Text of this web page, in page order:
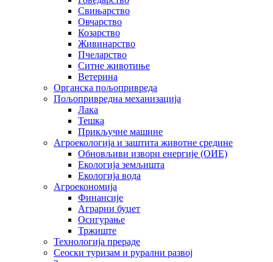
Свињарство
Овчарство
Козарство
Живинарство
Пчеларство
Ситне животиње
Ветерина
Органска пољопривреда
Пољопривредна механизација
Лака
Тешка
Прикључне машине
Агроекологија и заштита животне средине
Обновљиви извори енергије (ОИЕ)
Екологија земљишта
Екологија вода
Агроекономија
Финансије
Аграрни буџет
Осигурање
Тржиште
Технологија прераде
Сеоски туризам и рурални развој